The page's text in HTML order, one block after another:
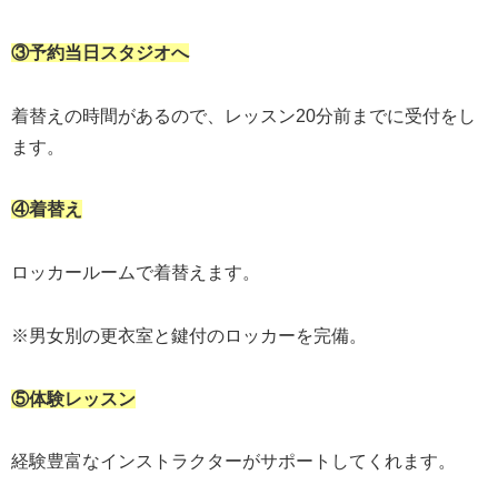
③予約当日スタジオへ
着替えの時間があるので、レッスン20分前までに受付をし
ます。
④着替え
ロッカールームで着替えます。
※男女別の更衣室と鍵付のロッカーを完備。
⑤体験レッスン
経験豊富なインストラクターがサポートしてくれます。